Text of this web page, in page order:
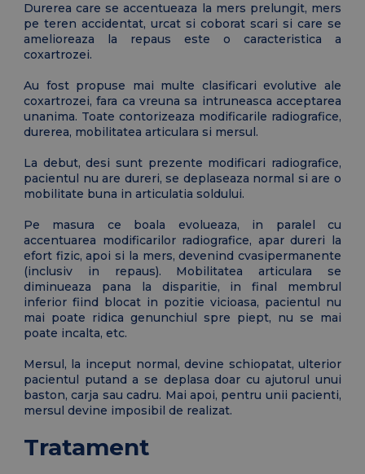
Durerea care se accentueaza la mers prelungit, mers
pe teren accidentat, urcat si coborat scari si care se
amelioreaza la repaus este o caracteristica a
coxartrozei.
Au fost propuse mai multe clasificari evolutive ale
coxartrozei, fara ca vreuna sa intruneasca acceptarea
unanima. Toate contorizeaza modificarile radiografice,
durerea, mobilitatea articulara si mersul.
La debut, desi sunt prezente modificari radiografice,
pacientul nu are dureri, se deplaseaza normal si are o
mobilitate buna in articulatia soldului.
Pe masura ce boala evolueaza, in paralel cu
accentuarea modificarilor radiografice, apar dureri la
efort fizic, apoi si la mers, devenind cvasipermanente
(inclusiv in repaus). Mobilitatea articulara se
diminueaza pana la disparitie, in final membrul
inferior fiind blocat in pozitie vicioasa, pacientul nu
mai poate ridica genunchiul spre piept, nu se mai
poate incalta, etc.
Mersul, la inceput normal, devine schiopatat, ulterior
pacientul putand a se deplasa doar cu ajutorul unui
baston, carja sau cadru. Mai apoi, pentru unii pacienti,
mersul devine imposibil de realizat.
Tratament